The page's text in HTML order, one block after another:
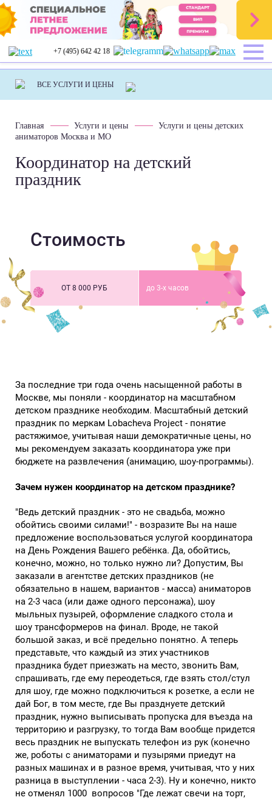
+7 (495) 642 42 18
Главная Услуги и цены
Услуги и цены детских
аниматоров Москва и МО
Координатор на детский
праздник
Стоимость
ОТ 8 000 РУБ до 3-х часов
За последние три года очень насыщенной работы в
Москве, мы поняли - координатор на масштабном
детском празднике необходим. Масштабный детский
праздник по меркам Lobacheva Project - понятие
растяжимое, учитывая наши демократичные цены, но
мы рекомендуем заказать координатора уже при
бюджете на развлечения (анимацию, шоу-программы).
Зачем нужен координатор на детском празднике?
"Ведь детский праздник - это не свадьба, можно
обойтись своими силами!" - возразите Вы на наше
предложение воспользоваться услугой координатора
на День Рождения Вашего ребёнка. Да, обойтись,
конечно, можно, но только нужно ли? Допустим, Вы
заказали в агентстве детских праздников (не
обязательно в нашем, вариантов - масса) аниматоров
на 2-3 часа (или даже одного персонажа), шоу
мыльных пузырей, оформление сладкого стола и
шоу трансформеров на финал. Вроде, не такой
большой заказ, и всё предельно понятно. А теперь
представьте, что каждый из этих участников
праздника будет приезжать на место, звонить Вам,
спрашивать, где ему переодеться, где взять стол/стул
для шоу, где можно подключиться к розетке, а если не
дай Бог, в том месте, где Вы празднуете детский
праздник, нужно выписывать пропуска для въезда на
территорию и разгрузку, то тогда Вам вообще придется
весь праздник не выпускать телефон из рук (конечно
же, роботы с аниматорами и пузырями приедут на
разных машинах и в разное время, учитывая, что у них
разница в выступлении - часа 2-3). Ну и конечно, никто
не отменял 1000 вопросов "Где лежат свечи на торт,